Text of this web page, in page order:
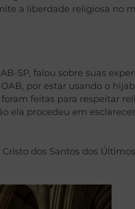
a liberdade religiosa no
SP, falou sobre suas
por estar usando o
feitas para respeitar
ela procedeu em
dos Santos dos